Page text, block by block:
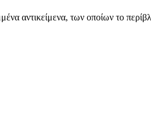
αντικείμενα, των οποίων το